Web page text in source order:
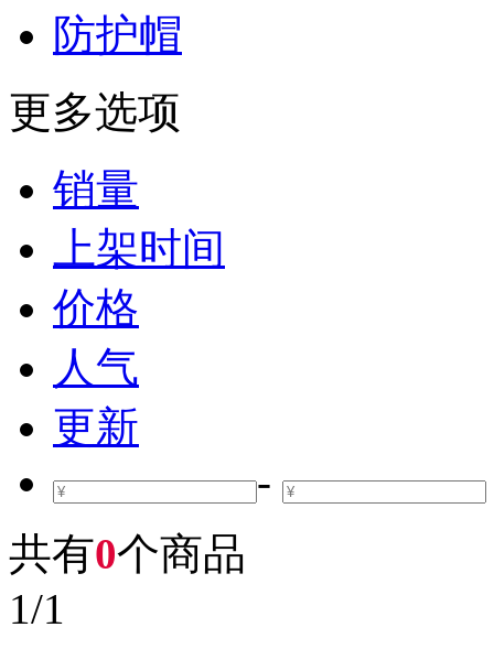
防护帽
更多选项
销量
上架时间
价格
人气
更新
-
共有0个商品
1/1